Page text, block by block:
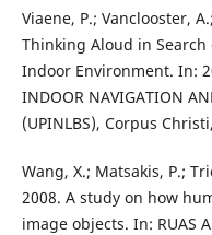
Viaene, P.; Vanclooster,
Thinking Aloud in
Indoor Environment. In:
INDOOR NAVIGATION
(UPINLBS), Corpus
Wang, X.; Matsakis, P.;
2008. A study on how
image objects. In: RUAS